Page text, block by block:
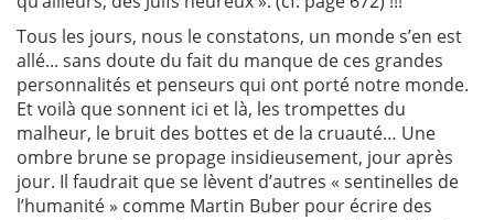
Tous les jours, nous le constatons, un monde s’en est
allé... sans doute du fait du manque de ces grandes
personnalités et penseurs qui ont porté notre monde.
Et voilà que sonnent ici et là, les trompettes du
malheur, le bruit des bottes et de la cruauté… Une
ombre brune se propage insidieusement, jour après
jour. Il faudrait que se lèvent d’autres « sentinelles de
l’humanité » comme Martin Buber pour écrire des